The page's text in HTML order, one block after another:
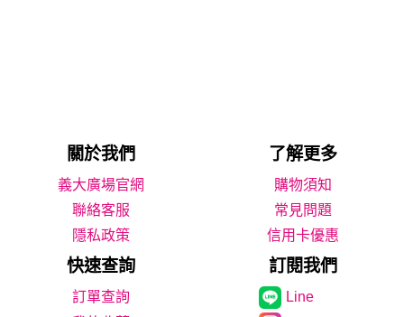
關於我們 了解更多
義大廣場官網
購物須知
聯絡客服
常見問題
隱私政策
信用卡優惠
快速查詢 訂閱我們
Line